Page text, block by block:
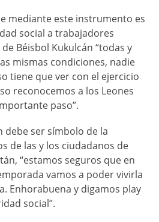
mediante este instrumento es
social a trabajadores
Béisbol Kukulcán “todas y
mismas condiciones, nadie
tiene que ver con el ejercicio
reconocemos a los Leones
paso”.
debe ser símbolo de la
de las y los ciudadanos de
“estamos seguros que en
vamos a poder vivirla
Enhorabuena y digamos play
social”.